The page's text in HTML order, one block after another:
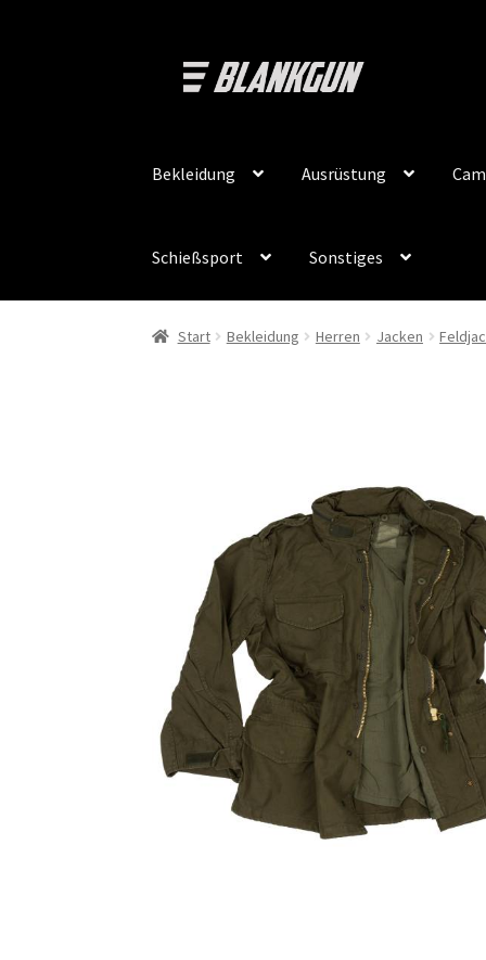
Navigation
Zum
Inhalt
Bekleidung Ausrüstung
Schießsport Sonstiges
Start Bekleidung Herren Jacken